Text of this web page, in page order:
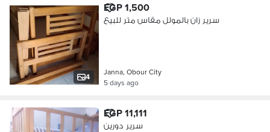
4
EGP 1,500
سرير زان بالمولل مقاس متر للبيع
Janna, Obour City
5 days ago
EGP 11,111
سرير دورين